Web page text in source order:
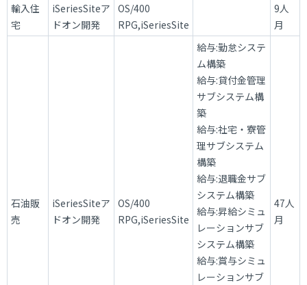
輸入住
宅
iSeriesSiteア
ドオン開発
OS/400
RPG,iSeriesSite
9人
月
石油販
売
iSeriesSiteア
ドオン開発
OS/400
RPG,iSeriesSite
給与:勤怠システ
ム構築
給与:貸付金管理
サブシステム構
築
給与:社宅・寮管
理サブシステム
構築
給与:退職金サブ
システム構築
給与:昇給シミュ
レーションサブ
システム構築
給与:賞与シミュ
レーションサブ
47人
月